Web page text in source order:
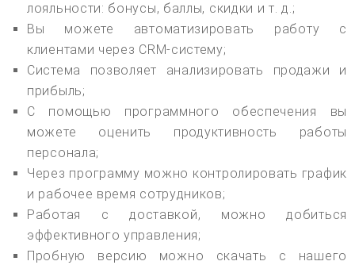
лояльности: бонусы, баллы, скидки и т. д.;
Вы можете автоматизировать работу с
клиентами через CRM-систему;
Система позволяет анализировать продажи и
прибыль;
С помощью программного обеспечения вы
можете оценить продуктивность работы
персонала;
Через программу можно контролировать график
и рабочее время сотрудников;
Работая с доставкой, можно добиться
эффективного управления;
Пробную версию можно скачать с нашего